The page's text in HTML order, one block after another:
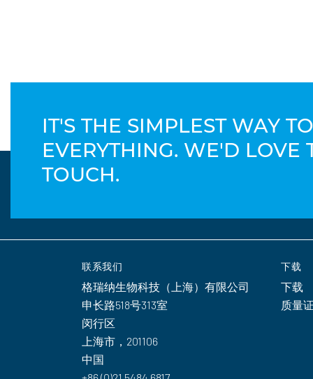
IT'S THE SIMPLEST WAY
EVERYTHING. WE'D LOVE
TOUCH.
联系我们
格瑞纳生物科技（上海）有限公司
申长路518号313室
闵行区
上海市，201106
中国
下载
下载
质量